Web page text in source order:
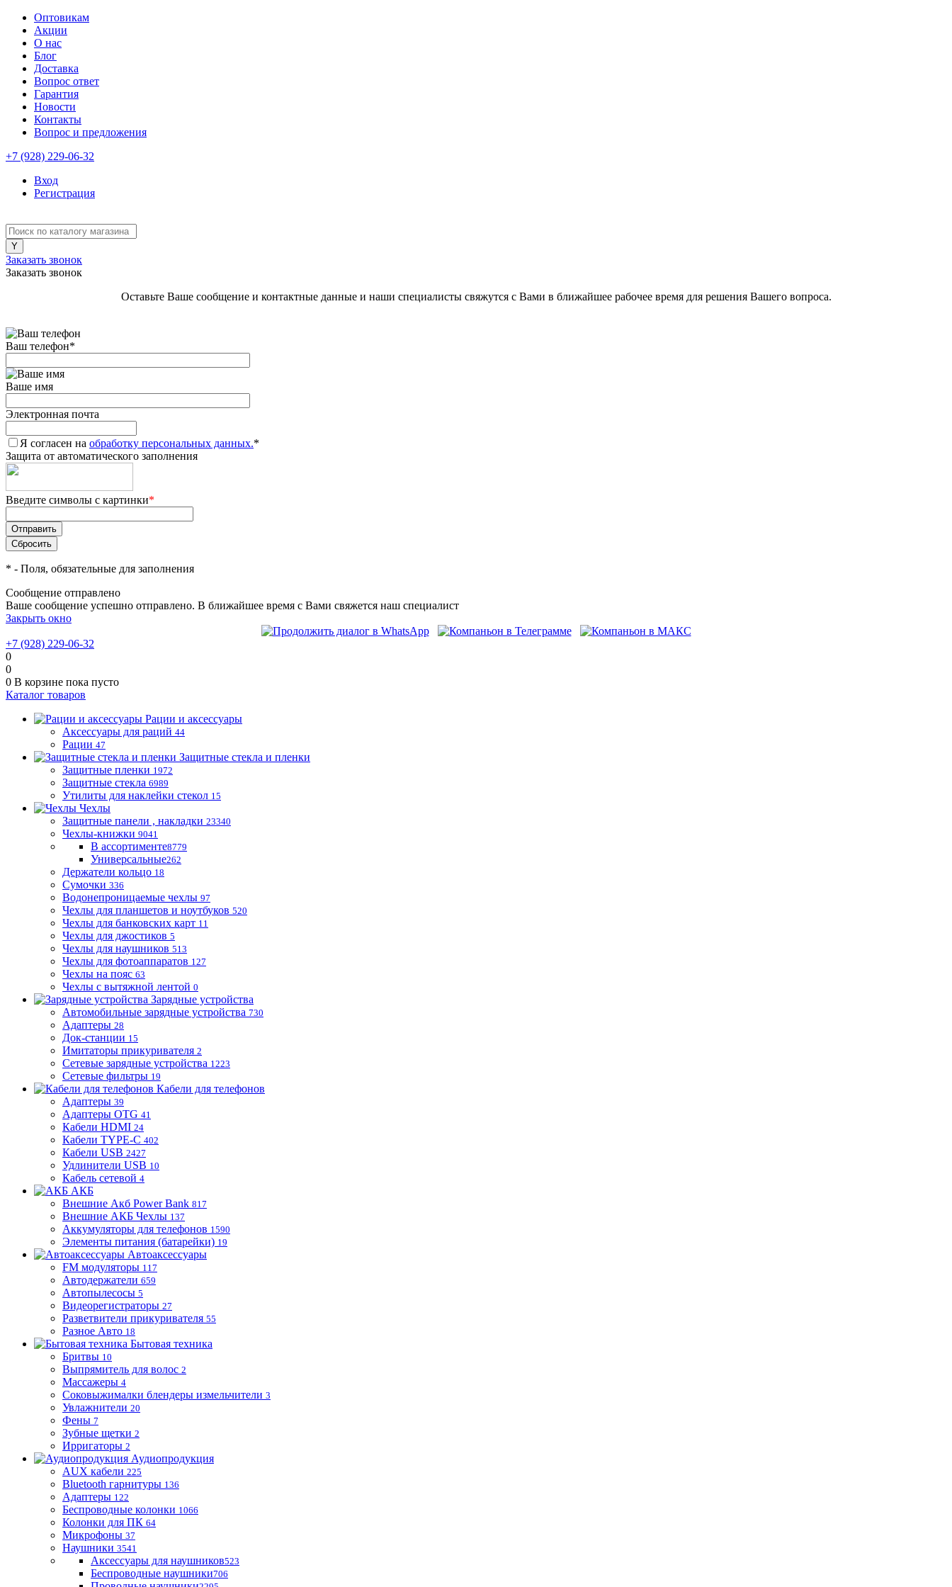
Оптовикам
Акции
О нас
Блог
Доставка
Вопрос ответ
Гарантия
Новости
Контакты
Вопрос и предложения
+7 (928) 229-06-32
Вход
Регистрация
Заказать звонок
Заказать звонок
Оставьте Ваше сообщение и контактные данные и наши специалисты свяжутся с Вами в ближайшее рабочее время для решения Вашего вопроса.
Ваш телефон*
Ваше имя
Электронная почта
Я согласен на обработку персональных данных.*
Защита от автоматического заполнения
Введите символы с картинки*
* - Поля, обязательные для заполнения
Сообщение отправлено
Ваше сообщение успешно отправлено. В ближайшее время с Вами свяжется наш специалист
Закрыть окно
+7 (928) 229-06-32
0
0
0 В корзине пока пусто
Каталог товаров
Рации и аксессуары
Аксессуары для раций 44
Рации 47
Защитные стекла и пленки
Защитные пленки 1972
Защитные стекла 6989
Утилиты для наклейки стекол 15
Чехлы
Защитные панели , накладки 23340
Чехлы-книжки 9041
В ассортименте8779
Универсальные262
Держатели кольцо 18
Сумочки 336
Водонепроницаемые чехлы 97
Чехлы для планшетов и ноутбуков 520
Чехлы для банковских карт 11
Чехлы для джостиков 5
Чехлы для наушников 513
Чехлы для фотоаппаратов 127
Чехлы на пояс 63
Чехлы с вытяжной лентой 0
Зарядные устройства
Автомобильные зарядные устройства 730
Адаптеры 28
Док-станции 15
Имитаторы прикуривателя 2
Сетевые зарядные устройства 1223
Сетевые фильтры 19
Кабели для телефонов
Адаптеры 39
Адаптеры OTG 41
Кабели HDMI 24
Кабели TYPE-C 402
Кабели USB 2427
Удлинители USB 10
Кабель сетевой 4
АКБ
Внешние Акб Power Bank 817
Внешние АКБ Чехлы 137
Аккумуляторы для телефонов 1590
Элементы питания (батарейки) 19
Автоаксессуары
FM модуляторы 117
Автодержатели 659
Автопылесосы 5
Видеорегистраторы 27
Разветвители прикуривателя 55
Разное Авто 18
Бытовая техника
Бритвы 10
Выпрямитель для волос 2
Массажеры 4
Соковыжималки блендеры измельчители 3
Увлажнители 20
Фены 7
Зубные щетки 2
Ирригаторы 2
Аудиопродукция
AUX кабели 225
Bluetooth гарнитуры 136
Адаптеры 122
Беспроводные колонки 1066
Колонки для ПК 64
Микрофоны 37
Наушники 3541
Аксессуары для наушников523
Беспроводные наушники706